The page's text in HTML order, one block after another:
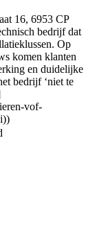
16, 6953 CP
bedrijf dat
Op
komen klanten
en duidelijke
bedrijf ‘niet te
vof-